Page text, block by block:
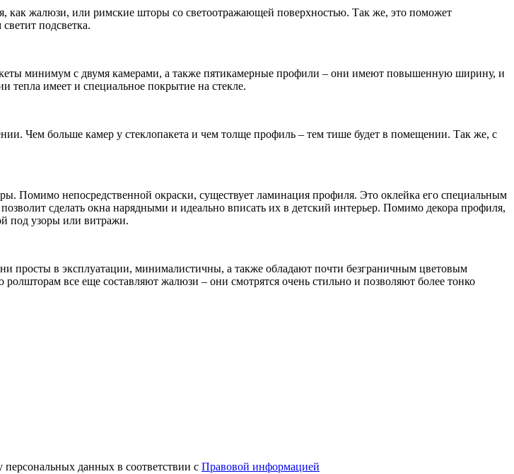
как жалюзи, или римские шторы со светоотражающей поверхностью. Так же, это поможет
подсветка.
минимум с двумя камерами, а также пятикамерные профили – они имеют повышенную ширину, и
тепла имеет и специальное покрытие на стекле.
Чем больше камер у стеклопакета и чем толще профиль – тем тише будет в помещении. Так же, с
Помимо непосредственной окраски, существует ламинация профиля. Это оклейка его специальным
сделать окна нарядными и идеально вписать их в детский интерьер. Помимо декора профиля,
под узоры или витражи.
в эксплуатации, минималистичны, а также обладают почти безграничным цветовым
все еще составляют жалюзи – они смотрятся очень стильно и позволяют более тонко
персональных данных в соответствии с Правовой информацией